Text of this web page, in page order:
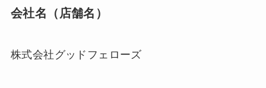
会社名（店舗名）
株式会社グッドフェローズ